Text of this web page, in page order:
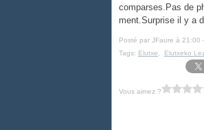
comparses.Pas de
ment.Surprise il y a
Posté par JFaure à 21:00 -
Tags: Elutxe Elutxeko
Vous aimez ?